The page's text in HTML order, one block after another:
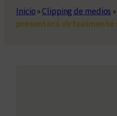
Inicio»Clipping de medios »
presentará virtualmente